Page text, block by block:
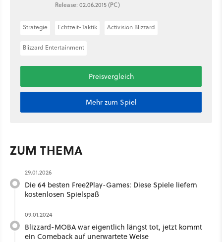
Release: 02.06.2015 (PC)
Strategie Echtzeit-Taktik Activision Blizzard
Blizzard Entertainment
Preisvergleich
Mehr zum Spiel
ZUM THEMA
29.01.2026
Die 64 besten Free2Play-Games: Diese Spiele liefern
kostenlosen Spielspaß
09.01.2024
Blizzard-MOBA war eigentlich längst tot, jetzt kommt
ein Comeback auf unerwartete Weise